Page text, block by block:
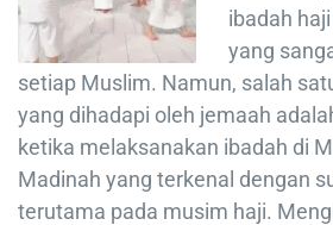
ibadah
yang
setiap Muslim. Namun, salah
yang dihadapi oleh jemaah
ketika melaksanakan ibadah di
Madinah yang terkenal dengan
terutama pada musim haji.